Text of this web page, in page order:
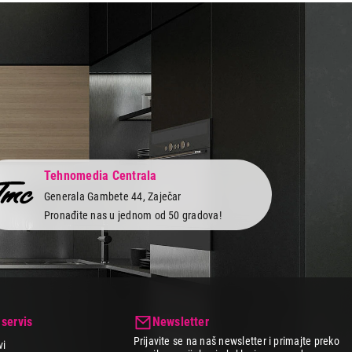
Tehnomedia Centrala
Generala Gambete 44, Zaječar
Pronađite nas u jednom od 50 gradova!
Newsletter
Prijavite se na naš newsletter i primajte preko